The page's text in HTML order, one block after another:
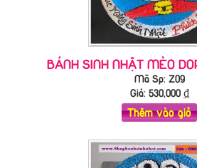
BÁNH SINH NHẬT MÈO
Mã Sp: Z09
Giá: 530,000₫
Thêm vào giỏ